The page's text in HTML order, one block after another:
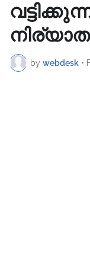
by webdesk •